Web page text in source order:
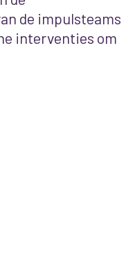
de impulsteams
interventies om